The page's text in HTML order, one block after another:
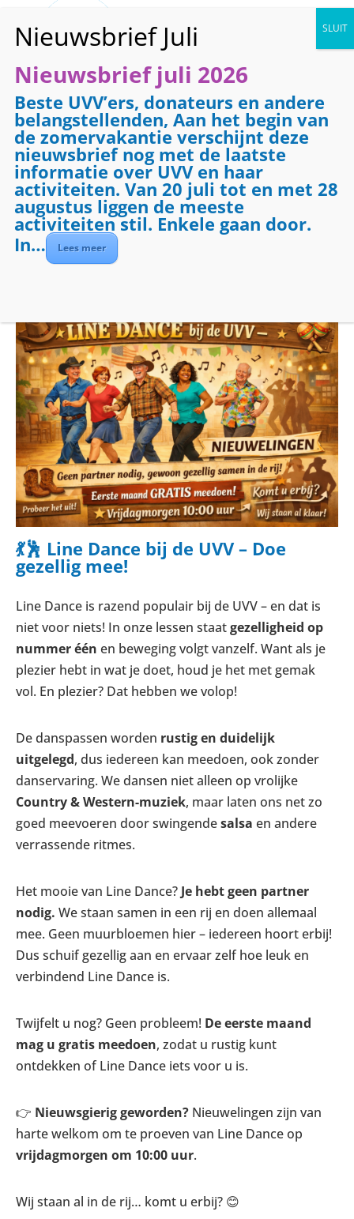
« Alle Evenementen
Dit evenement is voorbij.
Line Dance voor
nieuwelingen
januari 16 @ 10:15
💃🕺 Line Dance bij de UVV – Doe
gezellig mee!
Line Dance is razend populair bij de UVV – en dat is
niet voor niets! In onze lessen staatgezelligheid op
nummer één en beweging volgt vanzelf. Want als je
plezier hebt in wat je doet, houd je het met gemak
vol. En plezier? Dat hebben we volop!
De danspassen worden rustig en duidelijk
uitgelegd, dus iedereen kan meedoen, ook zonder
danservaring. We dansen niet alleen op vrolijke
Country & Western-muziek, maar laten ons net zo
goed meevoeren door swingendesalsa en andere
verrassende ritmes.
Het mooie van Line Dance? Je hebt geen partner
nodig. We staan samen in een rij en doen allemaal
mee. Geen muurbloemen hier – iedereen hoort erbij!
Dus schuif gezellig aan en ervaar zelf hoe leuk en
verbindend Line Dance is.
Twijfelt u nog? Geen probleem! De eerste maand
mag u gratis meedoen, zodat u rustig kunt
ontdekken of Line Dance iets voor u is.
👉 Nieuwsgierig geworden? Nieuwelingen zijn van
harte welkom om te proeven van Line Dance op
vrijdagmorgen om 10:00 uur.
Wij staan al in de rij… komt u erbij? 😊
Nieuwsbrief juli 2026
Beste UVV’ers, donateurs en andere
belangstellenden, Aan het begin van
de zomervakantie verschijnt deze
nieuwsbrief nog met de laatste
informatie over UVV en haar
activiteiten. Van 20 juli tot en met 28
augustus liggen de meeste
activiteiten stil. Enkele gaan door.
In…
Lees meer